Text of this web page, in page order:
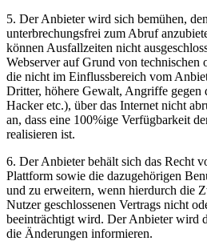
5. Der Anbieter wird sich bemühen,
unterbrechungsfrei zum Abruf
können Ausfallzeiten nicht
Webserver auf Grund von technischen
die nicht im Einflussbereich vom
Dritter, höhere Gewalt, Angriffe gegen
Hacker etc.), über das Internet nicht
an, dass eine 100%ige Verfügbarkeit
realisieren ist.
6. Der Anbieter behält sich das Recht
Plattform sowie die dazugehörigen
und zu erweitern, wenn hierdurch die
Nutzer geschlossenen Vertrags nicht
beeinträchtigt wird. Der Anbieter wird
die Änderungen informieren.